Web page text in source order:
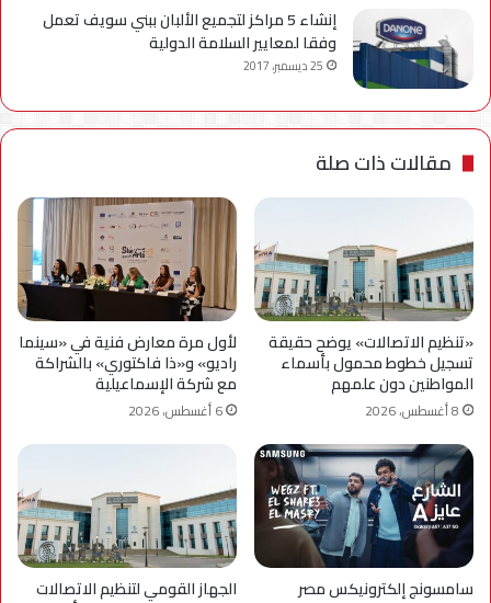
إنشاء 5 مراكز لتجميع الألبان ببني سويف تعمل
وفقا لمعايير السلامة الدولية
25 ديسمبر، 2017
مقالات ذات صلة
«تنظيم الاتصالات» يوضح حقيقة
تسجيل خطوط محمول بأسماء
المواطنين دون علمهم
8 أغسطس، 2026
لأول مرة معارض فنية في «سينما
راديو» و«ذا فاكتوري» بالشراكة
مع شركة الإسماعيلية
6 أغسطس، 2026
سامسونج إلكترونيكس مصر الجهاز القومي لتنظيم الاتصالات